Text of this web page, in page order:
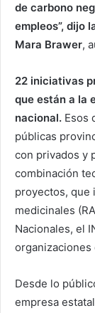
de carbono
empleos”, dijo
Mara Brawer,
22 iniciativas
que están a la
nacional. Esos
públicas
con privados y
combinación
proyectos, que
medicinales
Nacionales, el
organizaciones
Desde lo
empresa